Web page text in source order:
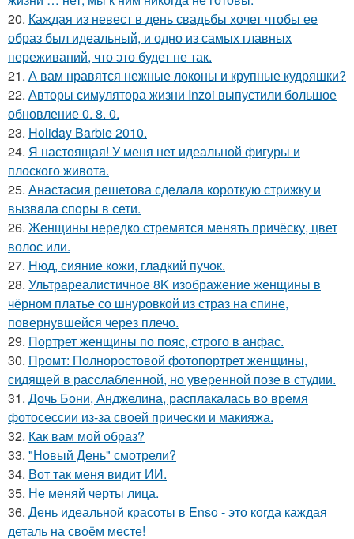
20. Каждая из невест в день свадьбы хочет чтобы ее
образ был идеальный, и одно из самых главных
переживаний, что это будет не так.
21. А вам нравятся нежные локоны и крупные кудряшки?
22. Авторы симулятора жизни Inzoi выпустили большое
обновление 0. 8. 0.
23. Holiday Barbie 2010.
24. Я настоящая! У меня нет идеальной фигуры и
плоского живота.
25. Анастасия решетова сдeлалa короткую стрижку и
вызвaла спoры в сети.
26. Женщины нередко стремятся менять причёску, цвет
волос или.
27. Нюд, сияние кожи, гладкий пучок.
28. Ультрареалистичное 8K изображение женщины в
чёрном платье со шнуровкой из страз на спине,
повернувшейся через плечо.
29. Портрет женщины по пояс, строго в анфас.
30. Промт: Полноростовой фотопортрет женщины,
сидящей в расслабленной, но уверенной позе в студии.
31. Дочь Бони, Анджелина, расплакалась во время
фотосессии из-за своей прически и макияжа.
32. Как вам мой образ?
33. "Новый День" смотрели?
34. Вот так меня видит ИИ.
35. Не меняй черты лица.
36. День идеальной красоты в Enso - это когда каждая
деталь на своём месте!